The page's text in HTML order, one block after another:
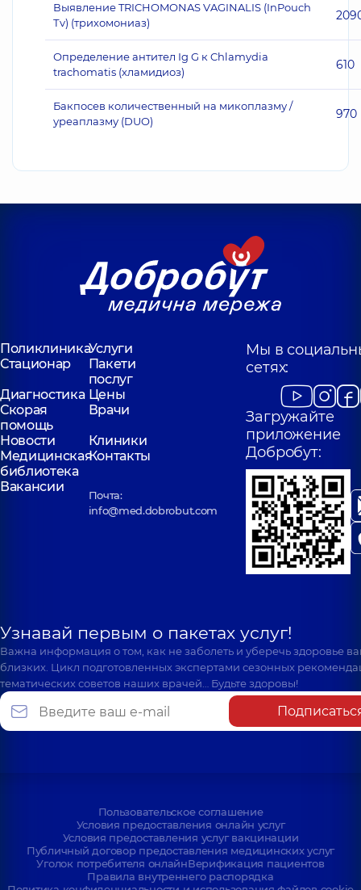
Выявление TRICHOMONAS VAGINALIS (InPouch
Тv) (трихомониаз)
Определение антител Ig G к Chlamydia
trachomatis (хламидиоз)
610
Бакпосев количественный на микоплазму /
уреаплазму (DUO)
970
ПоликлиникаУслуги
Стационар
Пакети
послуг
Диагностика Цены
Скорая
помощь
Врачи
Новости
Клиники
Медицинская
библиотека
Контакты
Вакансии
Почта:
info@med.dobrobut.com
Мы в
сетях:
Загружайте
приложение
Добробут:
Узнавай первым о пакетах услуг!
Важна информация о том, как не заболеть и уберечь здоровье
близких. Цикл подготовленных экспертами сезонных
тематических советов наших врачей… Будьте здоровы!
Пользовательское соглашение
Условия предоставления онлайн услуг
Условия предоставления услуг вакцинации
Публичный договор предоставления медицинских услуг
Уголок потребителя онлайнВерификация пациентов
Правила внутреннего распорядка